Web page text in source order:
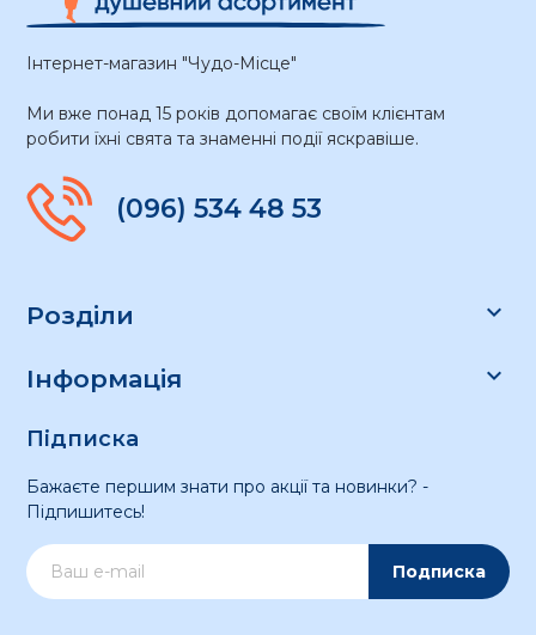
Інтернет-магазин "Чудо-Місце"
Ми вже понад 15 років допомагає своїм клієнтам
робити їхні свята та знаменні події яскравіше.
(096) 534 48 53
Розділи 
Інформація 
Підписка
Бажаєте першим знати про акції та новинки? -
Підпишитесь!
Подписка